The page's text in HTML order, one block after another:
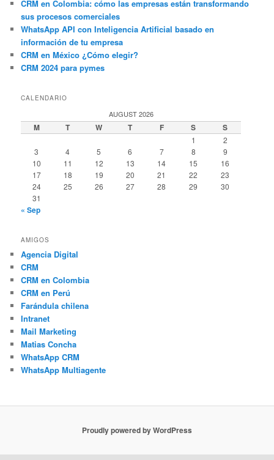
CRM en Colombia: cómo las empresas están transformando
sus procesos comerciales
WhatsApp API con Inteligencia Artificial basado en
información de tu empresa
CRM en México ¿Cómo elegir?
CRM 2024 para pymes
CALENDARIO
AUGUST 2026
M T W T F S S
1
2
3
4 5 6 7 8
9
10
11 12 13 14 15
16
17
18 19 20 21 22
23
24
25 26 27 28 29
30
31
« Sep
AMIGOS
Agencia Digital
CRM
CRM en Colombia
CRM en Perú
Farándula chilena
Intranet
Mail Marketing
Matias Concha
WhatsApp CRM
WhatsApp Multiagente
Proudly powered by WordPress